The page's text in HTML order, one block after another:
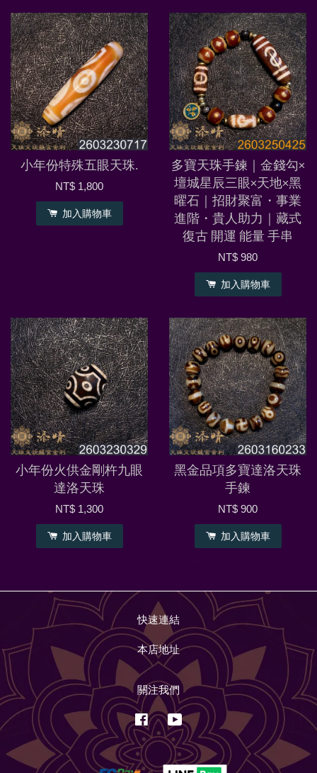
小年份特殊五眼天珠.
NT$ 1,800
加入購物車
多寶天珠手鍊｜金錢勾×
壇城星辰三眼×天地×黑
曜石｜招財聚富・事業
進階・貴人助力｜藏式
復古 開運 能量 手串
NT$ 980
加入購物車
小年份火供金剛杵九眼
達洛天珠
NT$ 1,300
加入購物車
黑金品項多寶達洛天珠
手鍊
NT$ 900
加入購物車
快速連結
本店地址
關注我們
FacebookYouTube